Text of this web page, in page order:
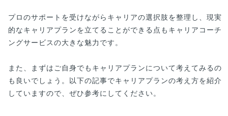
プロのサポートを受けながらキャリアの選択肢を整理し、現実
的なキャリアプランを立てることができる点もキャリアコーチ
ングサービスの大きな魅力です。
また、まずはご自身でもキャリアプランについて考えてみるの
も良いでしょう。以下の記事でキャリアプランの考え方を紹介
していますので、ぜひ参考にしてください。